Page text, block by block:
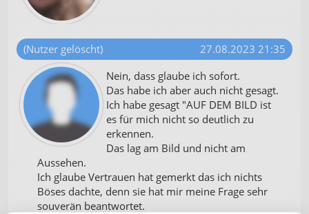
(Nutzer gelöscht)
27.08.2023 21:35
Nein, dass glaube ich sofort.
Das habe ich aber auch nicht gesagt.
Ich habe gesagt "AUF DEM BILD ist
es für mich nicht so deutlich zu
erkennen.
Das lag am Bild und nicht am
Aussehen.
Ich glaube Vertrauen hat gemerkt das ich nichts
Böses dachte, denn sie hat mir meine Frage sehr
souverän beantwortet.